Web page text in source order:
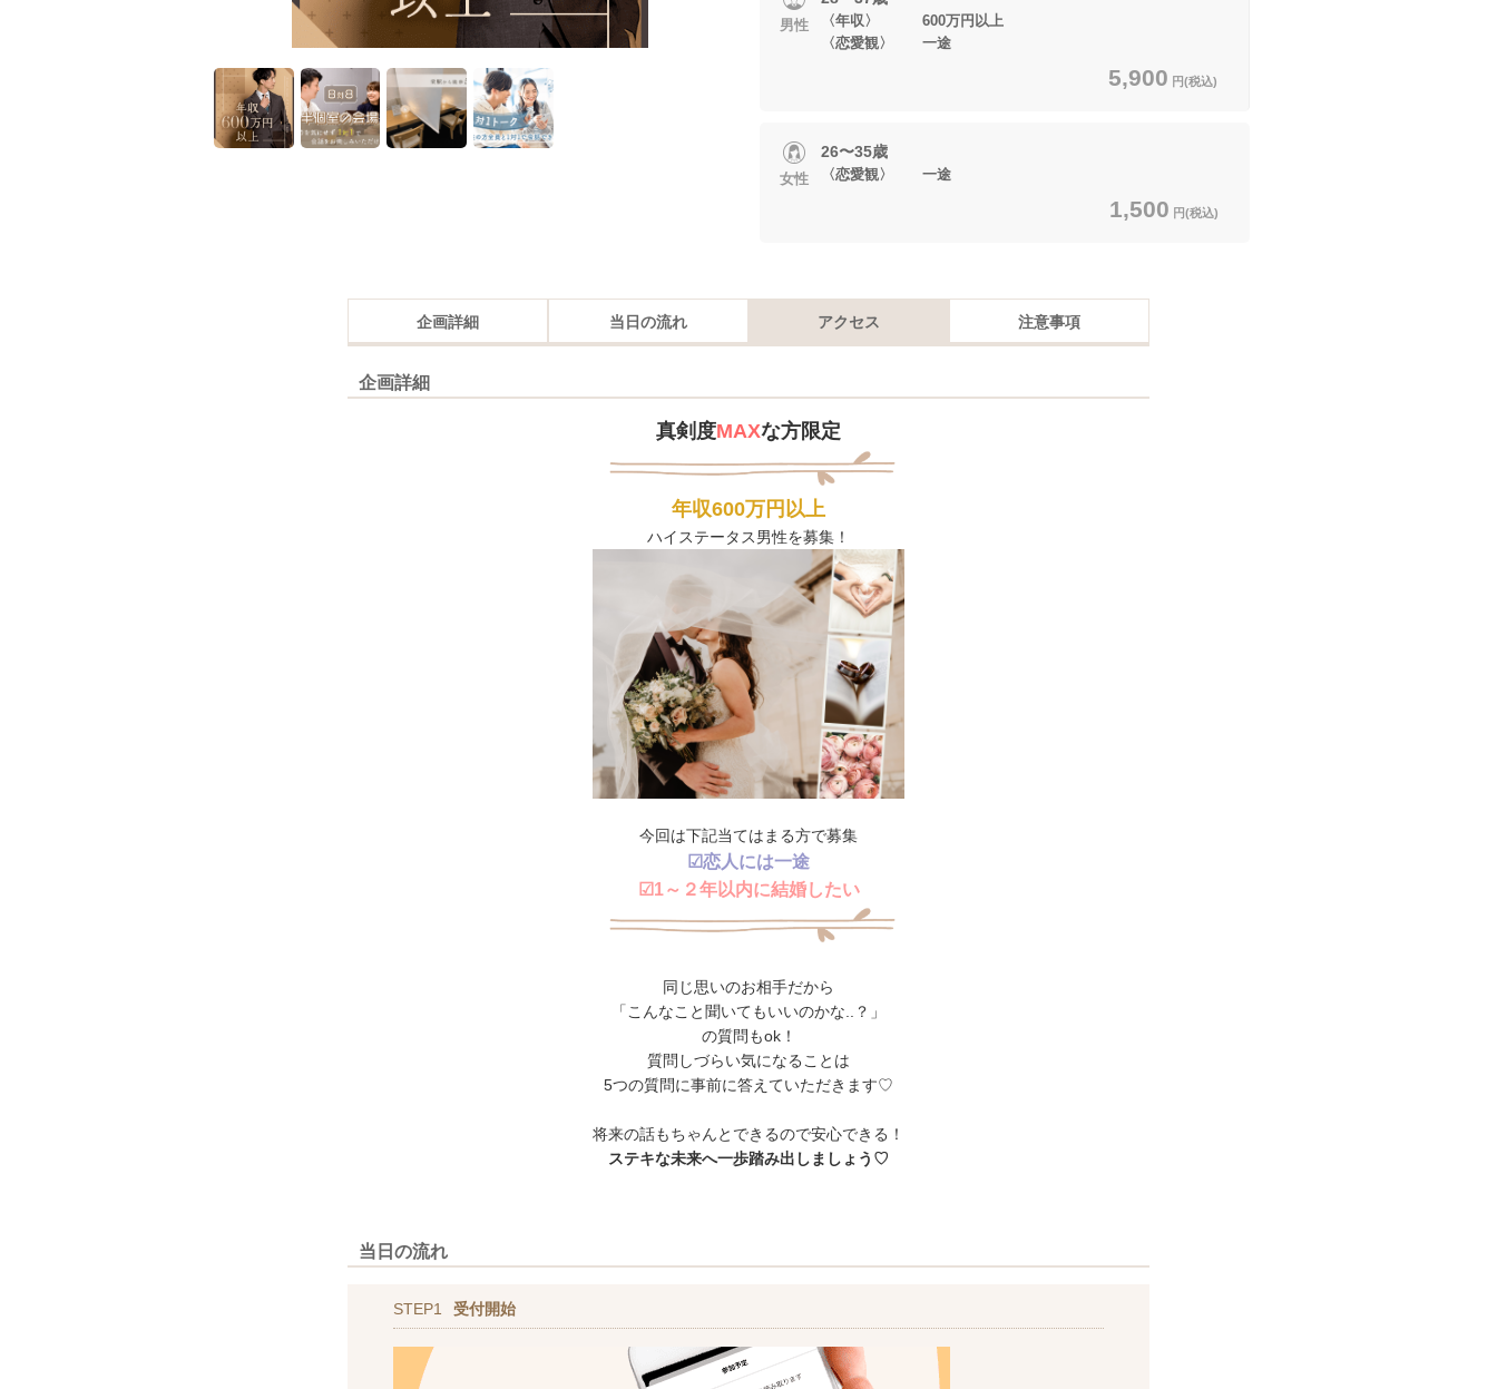
男性
〈年収〉 600万円以上
〈恋愛観〉 一途
5,900 円(税込)
女性
26〜35歳
〈恋愛観〉 一途
1,500 円(税込)
企画詳細 当日の流れ アクセス 注意事項
企画詳細
真剣度MAXな方限定
年収600万円以上
ハイステータス男性を募集！
今回は下記当てはまる方で募集
☑恋人には一途
☑1～２年以内に結婚したい
同じ思いのお相手だから
「こんなこと聞いてもいいのかな..？」
の質問もok！
質問しづらい気になることは
5つの質問に事前に答えていただきます♡
将来の話もちゃんとできるので安心できる！
ステキな未来へ一歩踏み出しましょう♡
当日の流れ
STEP1 受付開始